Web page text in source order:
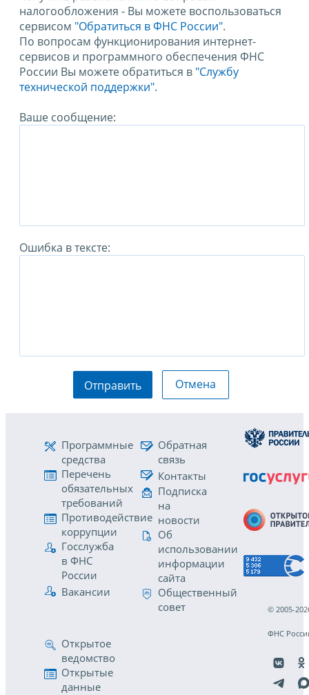
налогообложения - Вы можете воспользоваться
сервисом "Обратиться в ФНС России".
По вопросам функционирования интернет-
сервисов и программного обеспечения ФНС
России Вы можете обратиться в "Службу
технической поддержки".
Ваше сообщение:
Ошибка в тексте:
Отправить Отмена
Программные
средства
Перечень
обязательных
требований
Противодействие
коррупции
Госслужба
в ФНС
России
Вакансии
Обратная
связь
Контакты
Подписка
на
новости
Об
использовании
информации
сайта
Общественный
совет
Открытое
ведомство
Открытые
данные
© 2005-
ФНС